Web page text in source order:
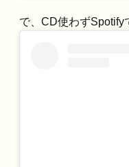
で、CD使わずSpotify